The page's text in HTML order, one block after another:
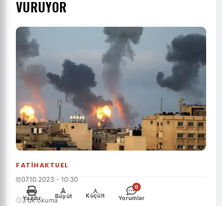
FATIHAKTUEL
VURUYOR
07.10.2023 - 10:30
·
3 dk okuma
Yazdır
+
Büyüt
-
Küçült
0
Yorumlar